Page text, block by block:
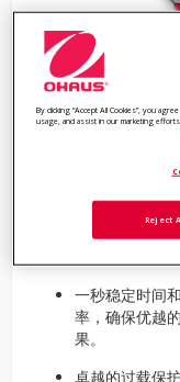
便携式
新一代Scout
超大全彩色
一秒稳定时间
率，确保优越
果。
卓越的过载保
By clicking “Accept All Cookies”, you
usage, and assist in our marketing
Reject